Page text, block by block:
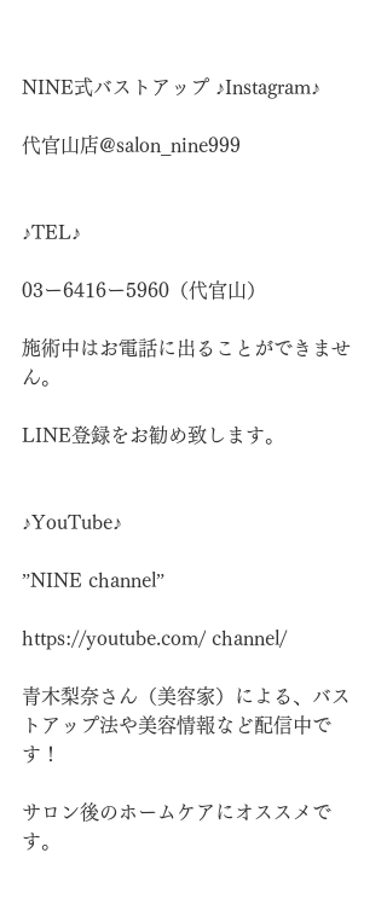
NINE式バストアップ ♪Instagram♪
代官山店@salon_nine999
♪TEL♪
03ー6416ー5960（代官山）
施術中はお電話に出ることができませ
ん。
LINE登録をお勧め致します。
♪YouTube♪
”NINE channel”
https://youtube.com/ channel/
青木梨奈さん（美容家）による、バス
トアップ法や美容情報など配信中で
す！
サロン後のホームケアにオススメで
す。